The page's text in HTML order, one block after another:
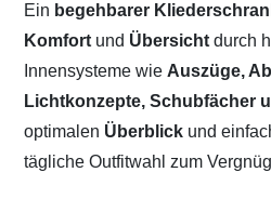
Ein begehbarer
Komfort und Übersicht durch
Innensysteme wie Auszüge,
Lichtkonzepte, Schubfächer
optimalen Überblick und
tägliche Outfitwahl zum